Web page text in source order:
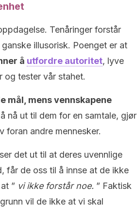
Tenåringer forstår
illusorisk. Poenget er at
å utfordre autoritet, lyve
og tester vår stahet.
mål, mens vennskapene
nå ut til dem for en samtale, gjør
foran andre mennesker.
det ut til at deres uvennlige
får de oss til å innse at de ikke
” vi ikke forstår noe. ” Faktisk
vil de ikke at vi skal